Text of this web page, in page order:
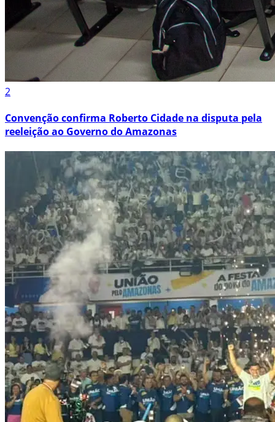
2
Convenção confirma Roberto Cidade na disputa pela
reeleição ao Governo do Amazonas